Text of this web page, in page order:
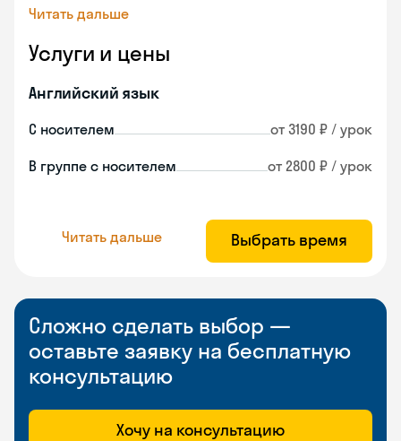
Читать дальше
Услуги и цены
Английский язык
С носителем от 3190 ₽ / урок
В группе с носителем от 2800 ₽ / урок
Читать дальше Выбрать время
Сложно сделать выбор —
оставьте заявку на бесплатную
консультацию
Хочу на консультацию